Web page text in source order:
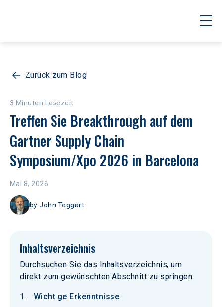
Zurück zum Blog
3 Minuten Lesezeit
Treffen Sie Breakthrough auf dem
Gartner Supply Chain
Symposium/Xpo 2026 in Barcelona
Mai 8, 2026
byJohn Teggart
Inhaltsverzeichnis
Durchsuchen Sie das Inhaltsverzeichnis, um
direkt zum gewünschten Abschnitt zu springen
Wichtige Erkenntnisse